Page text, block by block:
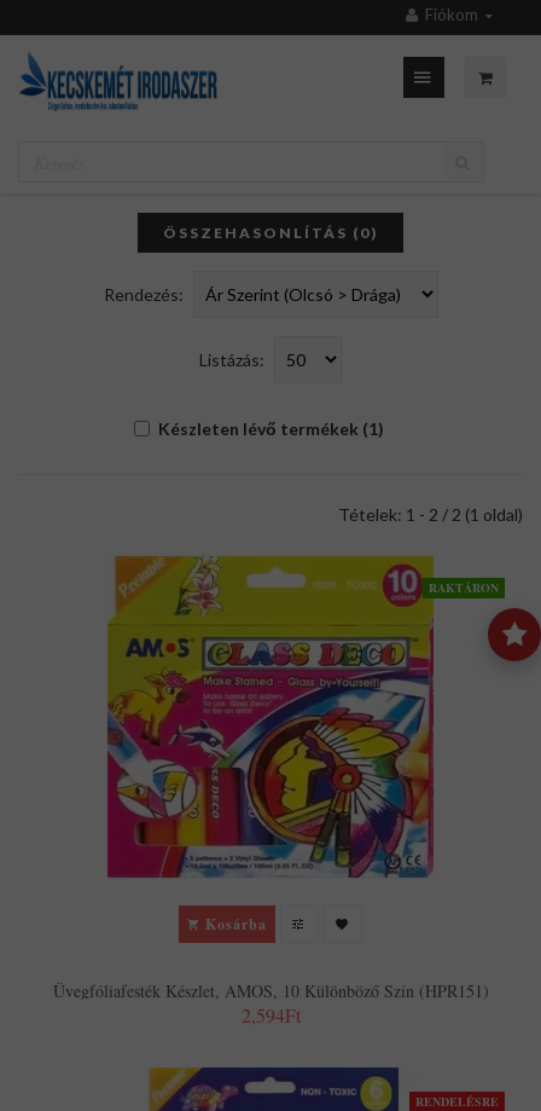
Fiókom
ÖSSZEHASONLÍTÁS (0)
Rendezés:
Listázás:
Készleten lévő termékek (1)
Tételek: 1 - 2 / 2 (1 oldal)
RAKTÁRON
Kosárba
Üvegfóliafesték Készlet, AMOS, 10 Különböző Szín (HPR151)
2,594Ft
RENDELÉSRE